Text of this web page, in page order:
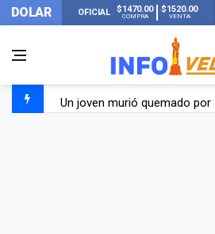
DOLAR OFICIAL $1470.00
COMPRA
$1520.00
VENTA
Un joven murió quemado